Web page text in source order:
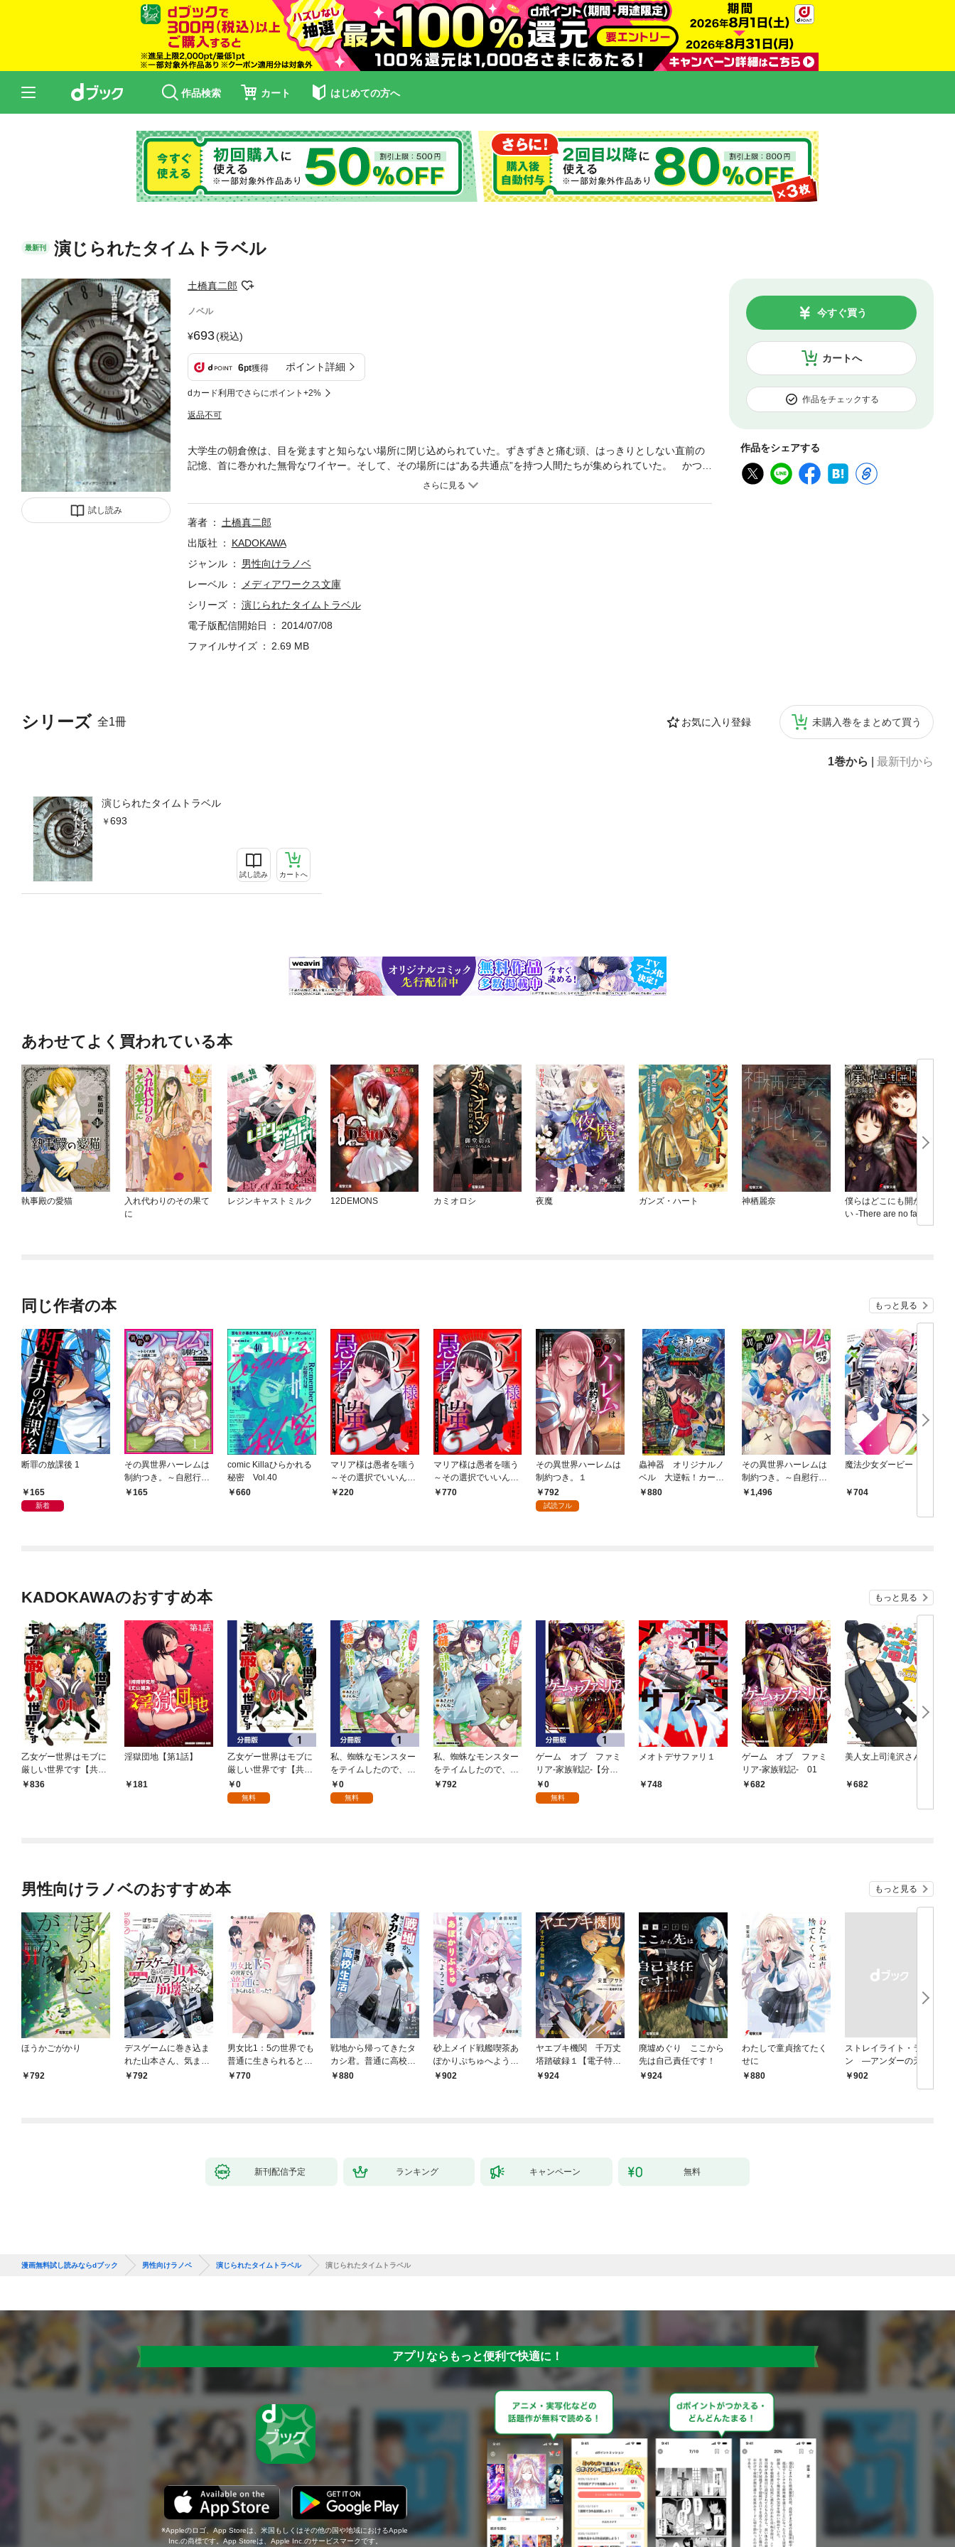
作品検索 カート はじめての方へ
最新刊 演じられたタイムトラベル
試し読み
土橋真二郎
ノベル
693(税込)
6pt獲得 ポイント詳細
dカード利用でさらにポイント+2%
返品不可
カートへ
今すぐ買う
作品をチェックする
作品をシェアする
シリーズ 全1冊 お気に入り登録 未購入巻をまとめて買う
1巻から 最新刊から
演じられたタイムトラベル
693
試し読み カートへ
大学生の朝倉僚は、目を覚ますと知らない場所に閉じ込められていた。ずきずきと痛む頭、はっきりとしない直前の
記憶、首に巻かれた無骨なワイヤー。そして、その場所には“ある共通点”を持つ人間たちが集められていた。 かつて
制作の頓挫したゲームアプリ【SOD】 ―― その開発者たちが一同に集められ、ゲームのプレイヤーを“演じる”ことを
著者
土橋真二郎
出版社
KADOKAWA
ジャンル
男性向けラノベ
レーベル
メディアワークス文庫
シリーズ
演じられたタイムトラベル
電子版配信開始日
2014/07/08
ファイルサイズ
2.69 MB
あわせてよく買われている本
執事殿の愛猫
入れ代わりのその果て
に
レジンキャストミルク 12DEMONS カミオロシ 夜魔 ガンズ・ハート 神栖麗奈
僕らはどこにも開かな
い -There are no fact
s， only interpretation
同じ作者の本 もっと見る
断罪の放課後 1
165
新着
その異世界ハーレムは
制約つき。～自慰行為
を禁止された童貞勇者
165
comic Killaひらかれる
秘密 Vol.40
660
マリア様は愚者を嗤う
～その選択でいいんで
すね？～（分冊版）
220
マリア様は愚者を嗤う
～その選択でいいんで
すね？～ （1）
770
その異世界ハーレムは
制約つき。１
792
試読フル
蟲神器 オリジナルノ
ベル 大逆転！カード
バトル
880
その異世界ハーレムは
制約つき。～自慰行為
を禁止された童貞勇者
1,496
魔法少女ダービー
704
KADOKAWAのおすすめ本 もっと見る
乙女ゲー世界はモブに
厳しい世界です【共和
国編】 ０１
836
淫獄団地【第1話】
181
乙女ゲー世界はモブに
厳しい世界です【共和
国編】【分冊版】 1
0
無料
私、蜘蛛なモンスター
をテイムしたので、ス
パイダーシルクで裁縫
を頑張ります！【分冊
0
無料
私、蜘蛛なモンスター
をテイムしたので、ス
パイダーシルクで裁縫
792
ゲーム オブ ファミ
リア-家族戦記-【分冊
版】 1
0
無料
メオトデサファリ１
748
ゲーム オブ ファミ
リア-家族戦記- 01
682
美人女上司滝沢さん
682
男性向けラノベのおすすめ本 もっと見る
ほうかごがかり
792
デスゲームに巻き込ま
れた山本さん、気まま
にゲームバランスを崩
792
男女比1：5の世界でも
普通に生きられると思
った？ ～激重感情な
770
戦地から帰ってきたタ
カシ君。普通に高校生
活を送りたい【電子版
880
砂上メイド戦艦喫茶あ
ぽかりぷちゅへようこ
そ902
ヤエブキ機関 千万丈
塔踏破録１【電子特別
版】924
廃墟めぐり ここから
先は自己責任です！
924
わたしで童貞捨てたく
せに
880
ストレイライト・ラ
ン ―アンダーの天使
と死に損ないの反逆者
￥902
新刊配信予定 ランキング キャンペーン 無料
漫画無料試し読みならdブック 男性向けラノベ 演じられたタイムトラベル 演じられたタイムトラベル
アプリならもっと便利で快適に！
Appleのロゴ、App Storeは、米国もしくはその他の国や地域におけるApple
Inc.の商標です。App Storeは、Apple Inc.のサービスマークです。